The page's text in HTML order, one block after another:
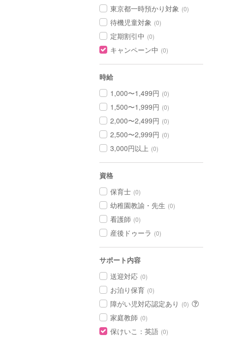
東京都一時預かり対象 (0)
待機児童対象 (0)
定期割引中 (0)
キャンペーン中 (0)
時給
1,000〜1,499円 (0)
1,500〜1,999円 (0)
2,000〜2,499円 (0)
2,500〜2,999円 (0)
3,000円以上 (0)
資格
保育士 (0)
幼稚園教諭・先生 (0)
看護師 (0)
産後ドゥーラ (0)
サポート内容
送迎対応 (0)
お泊り保育 (0)
障がい児対応認定あり (0)
家庭教師 (0)
保けいこ：英語 (0)